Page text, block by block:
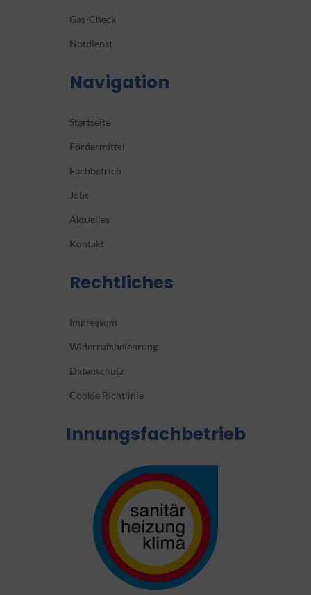
Gas-Check
Notdienst
Navigation
Startseite
Fördermittel
Fachbetrieb
Jobs
Aktuelles
Kontakt
Rechtliches
Impressum
Widerrufsbelehrung
Datenschutz
Cookie Richtlinie
Innungsfachbetrieb